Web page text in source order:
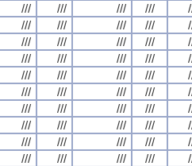
/// /// /// ///
/// /// /// ///
/// /// /// ///
/// /// /// ///
/// /// /// ///
/// /// /// ///
/// /// /// ///
/// /// /// ///
/// /// /// ///
/// /// /// ///